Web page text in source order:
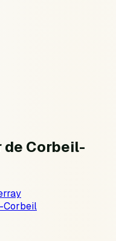
de Corbeil-
Corbeil